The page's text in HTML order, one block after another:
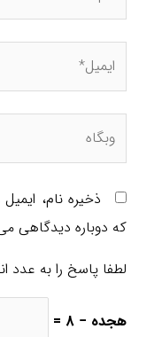
ذخیره نام،
که دوباره دیدگاهی
لطفا پاسخ را به عدد
هجده − 8 =